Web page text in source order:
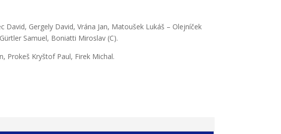
David, Gergely David, Vrána Jan, Matoušek Lukáš – Olejníček
Samuel, Boniatti Miroslav (C).
Prokeš Kryštof Paul, Firek Michal.